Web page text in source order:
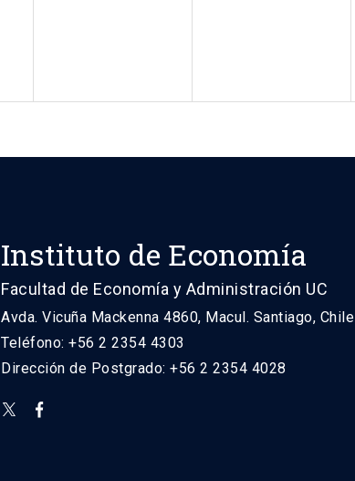
Instituto de Economía
Facultad de Economía y Administración UC
Avda. Vicuña Mackenna 4860, Macul. Santiago, Chile
Teléfono: +56 2 2354 4303
Dirección de Postgrado: +56 2 2354 4028